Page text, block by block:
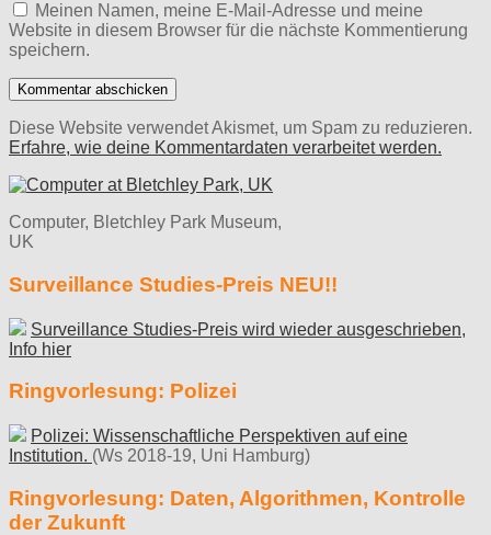
Meinen Namen, meine E-Mail-Adresse und meine
Website in diesem Browser für die nächste Kommentierung
speichern.
Diese Website verwendet Akismet, um Spam zu reduzieren.
Erfahre, wie deine Kommentardaten verarbeitet werden.
Computer, Bletchley Park Museum,
UK
Surveillance Studies-Preis NEU!!
Surveillance Studies-Preis wird wieder ausgeschrieben,
Info hier
Ringvorlesung: Polizei
Polizei: Wissenschaftliche Perspektiven auf eine
Institution. (Ws 2018-19, Uni Hamburg)
Ringvorlesung: Daten, Algorithmen, Kontrolle
der Zukunft